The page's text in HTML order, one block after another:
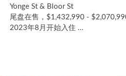
楼花地图
楼花转让专区
Yonge St & Bloor St
尾盘在售，$1,432,990 -
2023年8月开始入住 ...